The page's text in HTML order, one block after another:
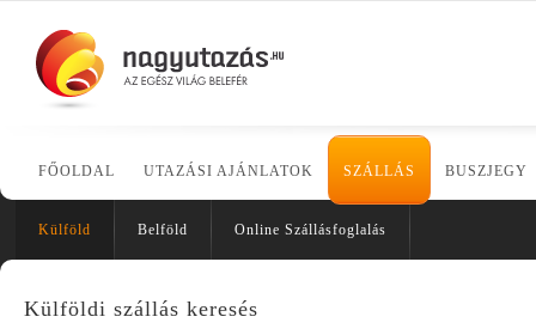
FŐOLDAL UTAZÁSI AJÁNLATOK SZÁLLÁS BUSZJEGY
Külföld Belföld Online Szállásfoglalás
Külföldi szállás keresés